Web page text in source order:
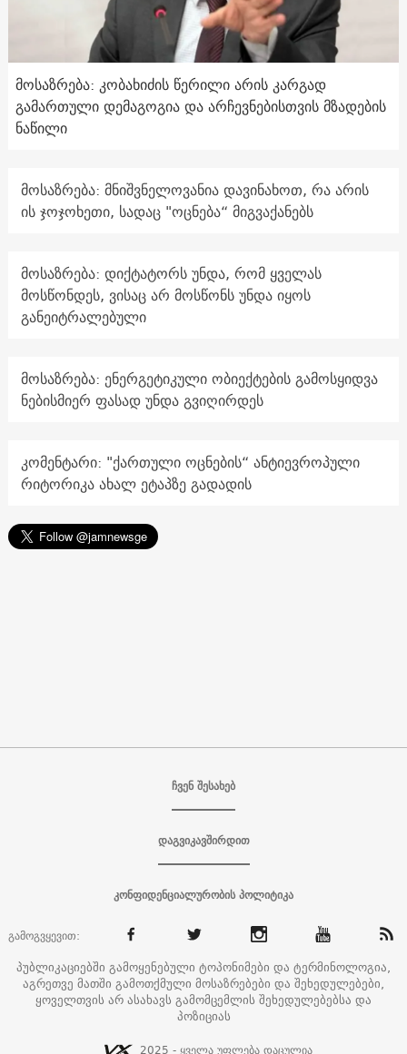
მოსაზრება: კობახიძის წერილი არის კარგად
გამართული დემაგოგია და არჩევნებისთვის მზადების
ნაწილი
მოსაზრება: მნიშვნელოვანია დავინახოთ, რა არის
ის ჯოჯოხეთი, სადაც "ოცნება“ მიგვაქანებს
მოსაზრება: დიქტატორს უნდა, რომ ყველას
მოსწონდეს, ვისაც არ მოსწონს უნდა იყოს
განეიტრალებული
მოსაზრება: ენერგეტიკული ობიექტების გამოსყიდვა
ნებისმიერ ფასად უნდა გვიღირდეს
კომენტარი: "ქართული ოცნების“ ანტიევროპული
რიტორიკა ახალ ეტაპზე გადადის
ჩვენ შესახებ
დაგვიკავშირდით
კონფიდენციალურობის პოლიტიკა
გამოგვყევით:
პუბლიკაციებში გამოყენებული ტოპონიმები და ტერმინოლოგია,
აგრეთვე მათში გამოთქმული მოსაზრებები და შეხედულებები,
ყოველთვის არ ასახავს გამომცემლის შეხედულებებსა და
პოზიციას
2025 - ყველა უფლება დაცულია